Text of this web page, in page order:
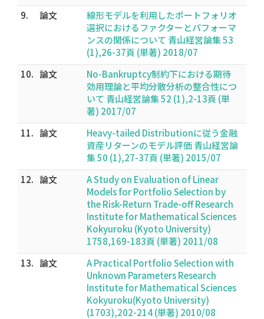
9.
論文
線形モデルを利用したポートフォリオ
選択におけるファクターとパフォーマ
ンスの関係について 青山経営論集 53
(1),26-37頁 (単著) 2018/07
10. 論文
No-Bankruptcy制約下における期待
効用理論と平均分散分析の整合性につ
いて 青山経営論集 52 (1),2-13頁 (単
著) 2017/07
11. 論文
Heavy-tailed Distributionに従う金融
資産リターンのモデル評価 青山経営論
集 50 (1),27-37頁 (単著) 2015/07
12. 論文
A Study on Evaluation of Linear
Models for Portfolio Selection by
the Risk-Return Trade-off Research
Institute for Mathematical Sciences
Kokyuroku (Kyoto University)
1758,169-183頁 (単著) 2011/08
13. 論文
A Practical Portfolio Selection with
Unknown Parameters Research
Institute for Mathematical Sciences
Kokyuroku(Kyoto University)
(1703),202-214 (単著) 2010/08